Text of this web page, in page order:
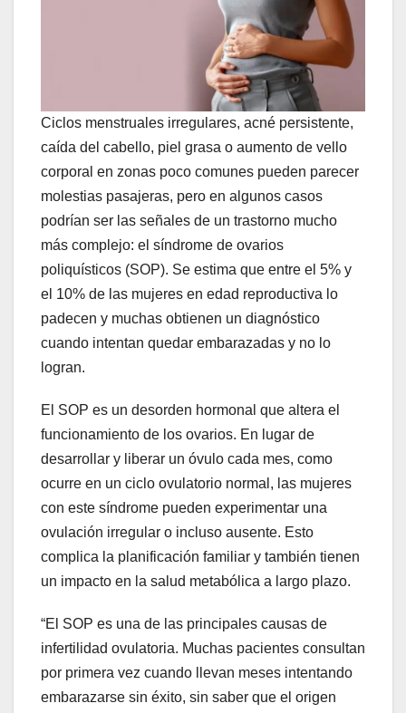
Ciclos menstruales irregulares, acné persistente,
caída del cabello, piel grasa o aumento de vello
corporal en zonas poco comunes pueden parecer
molestias pasajeras, pero en algunos casos
podrían ser las señales de un trastorno mucho
más complejo: el síndrome de ovarios
poliquísticos (SOP). Se estima que entre el 5% y
el 10% de las mujeres en edad reproductiva lo
padecen y muchas obtienen un diagnóstico
cuando intentan quedar embarazadas y no lo
logran.
El SOP es un desorden hormonal que altera el
funcionamiento de los ovarios. En lugar de
desarrollar y liberar un óvulo cada mes, como
ocurre en un ciclo ovulatorio normal, las mujeres
con este síndrome pueden experimentar una
ovulación irregular o incluso ausente. Esto
complica la planificación familiar y también tienen
un impacto en la salud metabólica a largo plazo.
“El SOP es una de las principales causas de
infertilidad ovulatoria. Muchas pacientes consultan
por primera vez cuando llevan meses intentando
embarazarse sin éxito, sin saber que el origen